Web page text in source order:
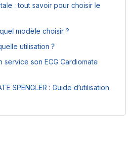
: tout savoir pour choisir le
modèle choisir ?
utilisation ?
service son ECG Cardiomate
SPENGLER : Guide d’utilisation